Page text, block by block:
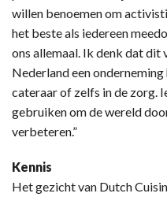
willen benoemen om
het beste als iedereen
ons allemaal. Ik denk dat dit
Nederland een
cateraar of zelfs in de zorg.
gebruiken om de wereld
verbeteren.”
Kennis
Het gezicht van Dutch